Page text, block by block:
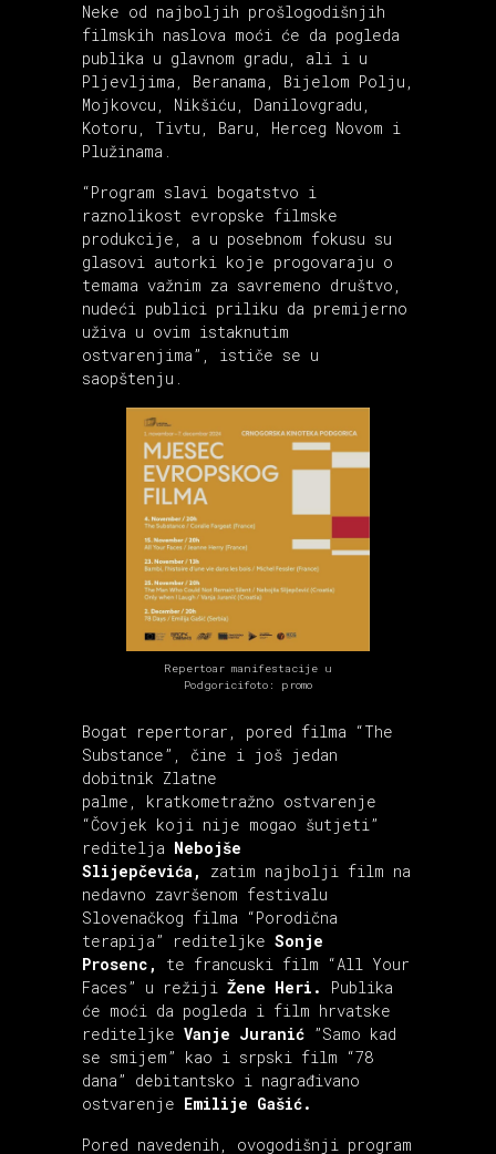
Neke od najboljih prošlogodišnjih
filmskih naslova moći će da pogleda
publika u glavnom gradu, ali i u
Pljevljima, Beranama, Bijelom Polju,
Mojkovcu, Nikšiću, Danilovgradu,
Kotoru, Tivtu, Baru, Herceg Novom i
Plužinama.
“Program slavi bogatstvo i
raznolikost evropske filmske
produkcije, a u posebnom fokusu su
glasovi autorki koje progovaraju o
temama važnim za savremeno društvo,
nudeći publici priliku da premijerno
uživa u ovim istaknutim
ostvarenjima”, ističe se u
saopštenju.
Repertoar manifestacije u
Podgoricifoto: promo
Bogat repertorar, pored filma “The
Substance”, čine i još jedan
dobitnik Zlatne
palme,
kratkometražno ostvarenje
“Čovjek koji nije mogao šutjeti”
reditelja Nebojše
Slijepčevića, zatim najbolji film na
nedavno završenom festivalu
Slovenačkog filma “Porodična
terapija” rediteljke Sonje
Prosenc, te francuski film “All Your
Faces” u režiji Žene Heri. Publika
će moći da pogleda i film hrvatske
rediteljke Vanje Juranić ”Samo kad
se smijem” kao i srpski film “78
dana” debitantsko i nagrađivano
ostvarenje Emilije Gašić.
Pored navedenih, ovogodišnji program